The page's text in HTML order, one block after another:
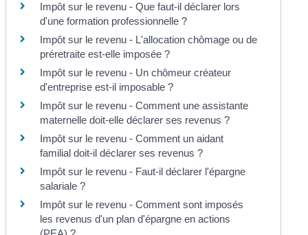
Impôt sur le revenu - Que faut-il déclarer lors
d'une formation professionnelle ?
Impôt sur le revenu - L'allocation chômage ou de
préretraite est-elle imposée ?
Impôt sur le revenu - Un chômeur créateur
d'entreprise est-il imposable ?
Impôt sur le revenu - Comment une assistante
maternelle doit-elle déclarer ses revenus ?
Impôt sur le revenu - Comment un aidant
familial doit-il déclarer ses revenus ?
Impôt sur le revenu - Faut-il déclarer l'épargne
salariale ?
Impôt sur le revenu - Comment sont imposés
les revenus d'un plan d'épargne en actions